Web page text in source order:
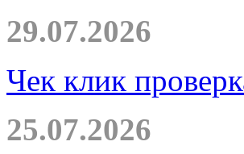
29.07.2026
Чек клик
25.07.2026